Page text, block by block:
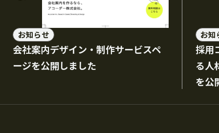
お知らせ
会社案内デザイン・制作サービスペ
ージを公開しました
お知
採用
る人
を公